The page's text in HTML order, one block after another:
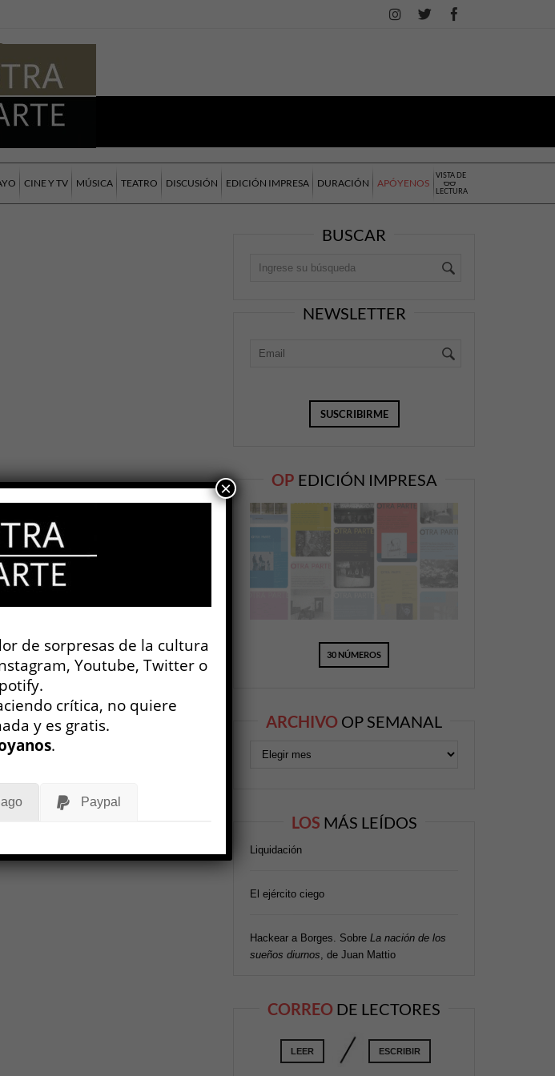
CINE Y TV MÚSICA TEATRO DISCUSIÓN EDICIÓN IMPRESA DURACIÓN APÓYENOS
VISTA DE
LECTURA
BUSCAR
NEWSLETTER
OP EDICIÓN IMPRESA
30 NÚMEROS
ARCHIVO OP SEMANAL
LOS MÁS LEÍDOS
Liquidación
El ejército ciego
Hackear a Borges. Sobre La nación de los
sueños diurnos , de Juan Mattio
CORREO DE LECTORES
LEER ESCRIBIR
de sorpresas de la cultura
Youtube, Twitter o
crítica, no quiere
y es gratis.
.
Paypal
×